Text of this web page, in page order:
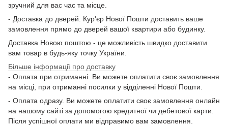
зручний для вас час та місце.
- Доставка до дверей. Кур'єр Нової Пошти доставить ваше
замовлення прямо до дверей вашої квартири або будинку.
Доставка Новою поштою - це можливість швидко доставити
вам товар в будь-яку точку України.
Більше інформації про доставку
- Оплата при отриманні. Ви можете оплатити своє замовлення
на місці, при отриманні посилки у відділенні Нової Пошти.
- Оплата одразу. Ви можете оплатити своє замовлення онлайн
на нашому сайті за допомогою кредитної чи дебетової карти.
Після успішної оплати ми відправимо вам замовлення.